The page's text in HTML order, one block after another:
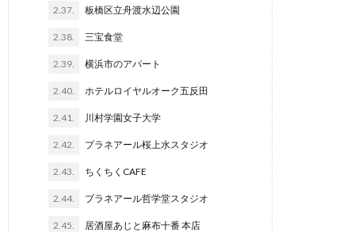
2.37. 板橋区立舟渡水辺公園
2.38. 三宝食堂
2.39. 横浜市のアパート
2.40. ホテルロイヤルオーク五反田
2.41. 川村学園女子大学
2.42. プラネアール桜上水スタジオ
2.43. ちくちくCAFE
2.44. プラネアール哲学堂スタジオ
2.45. 居酒屋あじと麻布十番 本店